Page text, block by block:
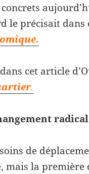
le précisait
cet article
.
de
mais la première